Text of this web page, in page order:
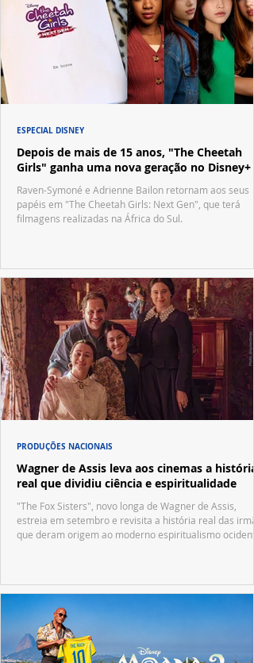
Depois de mais de 15 anos, "The Cheetah
Girls" ganha uma nova geração no Disney+
Raven-Symoné e Adrienne Bailon retornam aos seus
papéis em "The Cheetah Girls: Next Gen", que terá
filmagens realizadas na África do Sul.
ESPECIAL DISNEY
Wagner de Assis leva aos cinemas a história
real que dividiu ciência e espiritualidade
"The Fox Sisters", novo longa de Wagner de Assis,
estreia em setembro e revisita a história real das
que deram origem ao moderno espiritualismo
PRODUÇÕES NACIONAIS